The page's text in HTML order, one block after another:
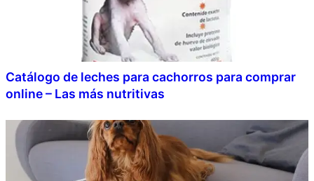
Catálogo de leches para cachorros para comprar
online – Las más nutritivas